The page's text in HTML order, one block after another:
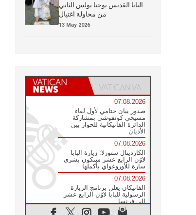
البابا القديس يوحنا بولس الثاني
من محاولة اغتيال
13 May 2026
07.08.2026
صدور بيان ختامي لأول لقاء
مسيحي كونفوشي بمشاركة
الدائرة الفاتيكانية للحوار بين
الأديان
07.08.2026
الكاردينال ستورلا: زيارة البابا
لاوُن الرابع عشر ستكون بشرى
سارة للأوروغواي بأكملها
07.08.2026
الفاتيكان يعلن برنامج الزيارة
الرسولية للبابا لاوُن الرابع عشر
إلى فرنسا
07.08.2026